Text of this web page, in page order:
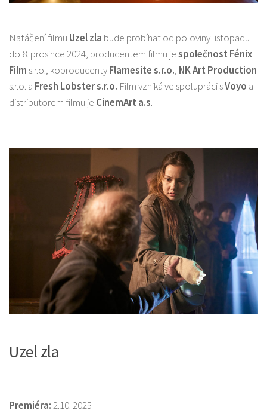
Natáčení filmu Uzel zla bude probíhat od poloviny listopadu
do 8. prosince 2024, producentem filmu jespolečnost Fénix
Film s.r.o., koproducentyFlamesite s.r.o., NK Art Production
s.r.o. a Fresh Lobster s.r.o. Film vzniká ve spolupráci sVoyo a
distributorem filmu je CinemArt a.s.
Uzel zla
Premiéra:2.10. 2025